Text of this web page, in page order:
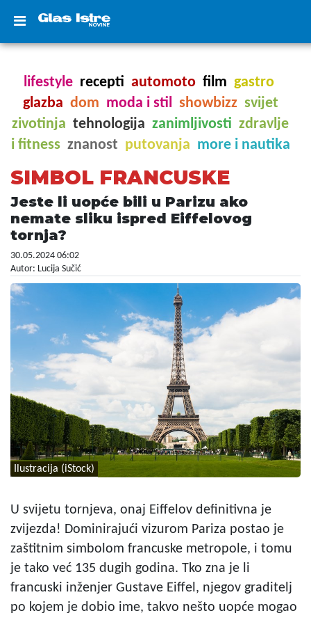
lifestyle recepti automoto film gastro
glazba dom moda i stil showbizz svijet
zivotinja tehnologija zanimljivosti zdravlje
i fitness znanost putovanja more i nautika
SIMBOL FRANCUSKE
Jeste li uopće bili u Parizu ako
nemate sliku ispred Eiffelovog
tornja?
30.05.2024 06:02
Autor: Lucija Sučić
Ilustracija (iStock)
U svijetu tornjeva, onaj Eiffelov definitivna je
zvijezda! Dominirajući vizurom Pariza postao je
zaštitnim simbolom francuske metropole, i tomu
je tako već 135 dugih godina. Tko zna je li
francuski inženjer Gustave Eiffel, njegov graditelj
po kojem je dobio ime, takvo nešto uopće mogao